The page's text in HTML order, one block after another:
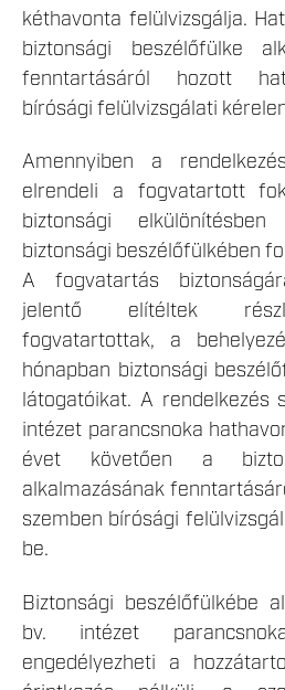
kéthavonta felülvizsgálja.
biztonsági beszélőfülke
fenntartásáról hozott
bírósági felülvizsgálati
Amennyiben a
elrendeli a fogvatartott
biztonsági
biztonsági beszélőfülkében
A fogvatartás
jelentő elítéltek
fogvatartottak, a
hónapban biztonsági
látogatóikat. A rendelkezés
intézet parancsnoka
évet követően a
alkalmazásának
szemben bírósági
be.
Biztonsági beszélőfülkébe
bv. intézet
engedélyezheti a